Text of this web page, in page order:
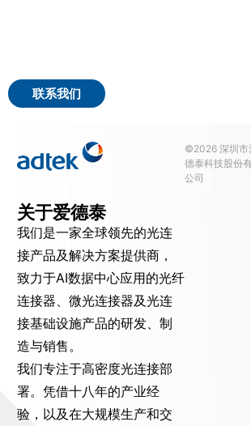
联系我们
关于爱德泰
我们是一家全球领先的光连
接产品及解决方案提供商，
致力于AI数据中心应用的光纤
连接器、微光连接器及光连
接基础设施产品的研发、制
造与销售。
我们专注于高密度光连接部
署。凭借十八年的产业经
验，以及在大规模生产和交
©2026 深圳市
德泰科技股份
公司